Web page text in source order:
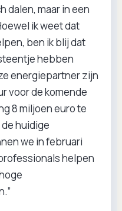
dalen, maar in een
ik weet dat
ben ik blij dat
hebben
energiepartner zijn
voor de komende
8 miljoen euro te
huidige
we in februari
helpen